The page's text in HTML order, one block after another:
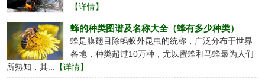
【详情】
蜂的种类图谱及名称大全（蜂有多少种类）
蜂是膜翅目除蚂蚁外昆虫的统称，广泛分布于世界
各地，种类超过10万种，尤以蜜蜂和马蜂最为人们
所熟知，其...
【详情】